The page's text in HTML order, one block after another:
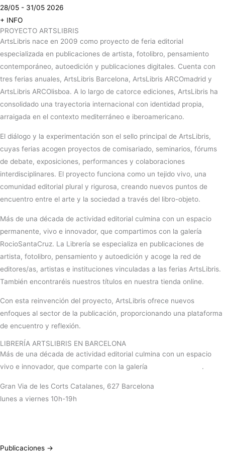
28/05 - 31/05 2026
+ INFO
PROYECTO ARTSLIBRIS
ArtsLibris nace en 2009 como proyecto de feria editorial
especializada en publicaciones de artista, fotolibro, pensamiento
contemporáneo, autoedición y publicaciones digitales. Cuenta con
tres ferias anuales, ArtsLibris Barcelona, ArtsLibris ARCOmadrid y
ArtsLibris ARCOlisboa. A lo largo de catorce ediciones, ArtsLibris ha
consolidado una trayectoria internacional con identidad propia,
arraigada en el contexto mediterráneo e iberoamericano.
El diálogo y la experimentación son el sello principal de ArtsLibris,
cuyas ferias acogen proyectos de comisariado, seminarios, fórums
de debate, exposiciones, performances y colaboraciones
interdisciplinares. El proyecto funciona como un tejido vivo, una
comunidad editorial plural y rigurosa, creando nuevos puntos de
encuentro entre el arte y la sociedad a través del libro-objeto.
Más de una década de actividad editorial culmina con un espacio
permanente, vivo e innovador, que compartimos con la galería
RocioSantaCruz. La Librería se especializa en publicaciones de
artista, fotolibro, pensamiento y autoedición y acoge la red de
editores/as, artistas e instituciones vinculadas a las ferias ArtsLibris.
También encontraréis nuestros títulos en nuestra tienda online.
Con esta reinvención del proyecto, ArtsLibris ofrece nuevos
enfoques al sector de la publicación, proporcionando una plataforma
de encuentro y reflexión.
LIBRERÍA ARTSLIBRIS EN BARCELONA
Más de una década de actividad editorial culmina con un espacio
vivo e innovador, que comparte con la galería
.
Gran Via de les Corts Catalanes, 627 Barcelona
lunes a viernes 10h-19h
Publicaciones →